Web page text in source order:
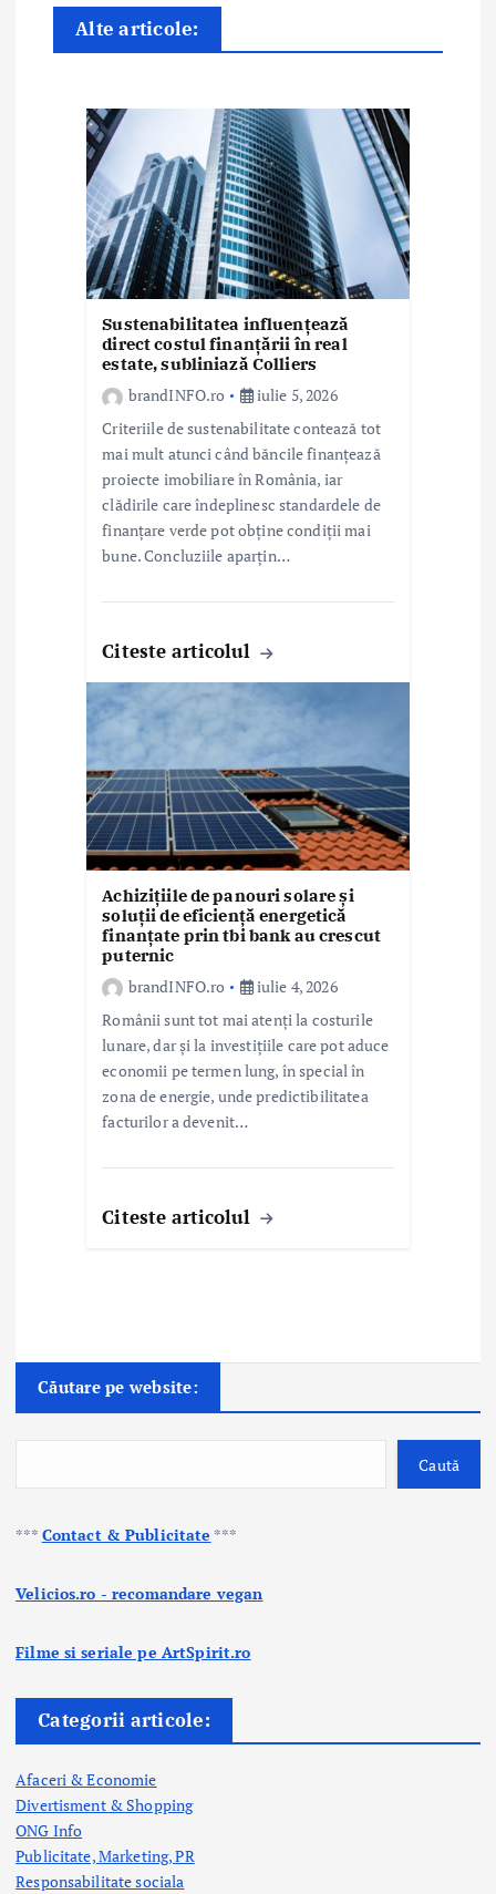
a
r
Alte articole:
Sustenabilitatea influențează
direct costul finanțării în real
estate, subliniază Colliers
brandINFO.ro
iulie 5, 2026
Criteriile de sustenabilitate contează tot
mai mult atunci când băncile finanțează
proiecte imobiliare în România, iar
clădirile care îndeplinesc standardele de
finanțare verde pot obține condiții mai
bune. Concluziile aparțin…
Citeste articolul
Achizițiile de panouri solare și
soluții de eficiență energetică
finanțate prin tbi bank au crescut
puternic
brandINFO.ro
iulie 4, 2026
Românii sunt tot mai atenți la costurile
lunare, dar și la investițiile care pot aduce
economii pe termen lung, în special în
zona de energie, unde predictibilitatea
facturilor a devenit…
Citeste articolul
Căutare pe website:
Caută
*** Contact & Publicitate ***
Velicios.ro - recomandare vegan
Filme si seriale pe ArtSpirit.ro
Categorii articole:
Afaceri & Economie
Divertisment & Shopping
ONG Info
Publicitate, Marketing, PR
Responsabilitate sociala